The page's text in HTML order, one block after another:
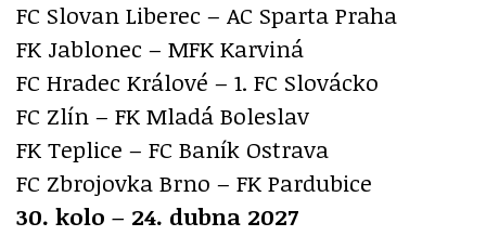
FC Slovan Liberec – AC Sparta Praha
FK Jablonec – MFK Karviná
FC Hradec Králové – 1. FC Slovácko
FC Zlín – FK Mladá Boleslav
FK Teplice – FC Baník Ostrava
FC Zbrojovka Brno – FK Pardubice
30. kolo – 24. dubna 2027